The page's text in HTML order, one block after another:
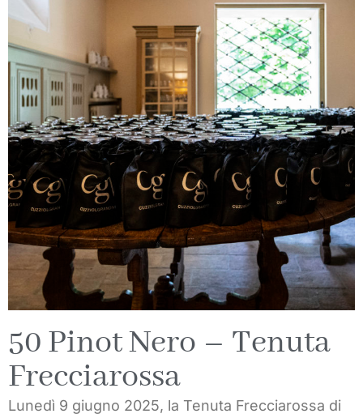
50 Pinot Nero – Tenuta
Frecciarossa
Lunedì 9 giugno 2025, la Tenuta Frecciarossa di